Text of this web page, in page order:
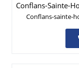
Conflans-Sainte-
Conflans-sainte-